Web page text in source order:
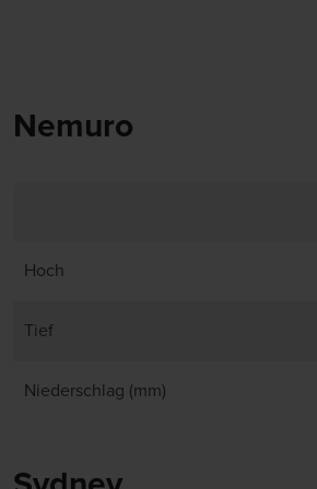
Nemuro
Hoch
Tief
Niederschlag (mm)